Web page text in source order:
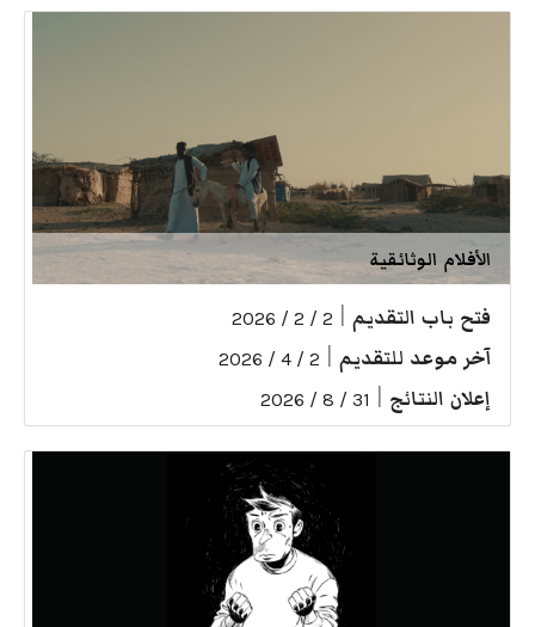
الأفلام الوثائقية
فتح باب التقديم 2 / 2 / 2026
آخر موعد للتقديم 2 / 4 / 2026
إعلان النتائج 31 / 8 / 2026